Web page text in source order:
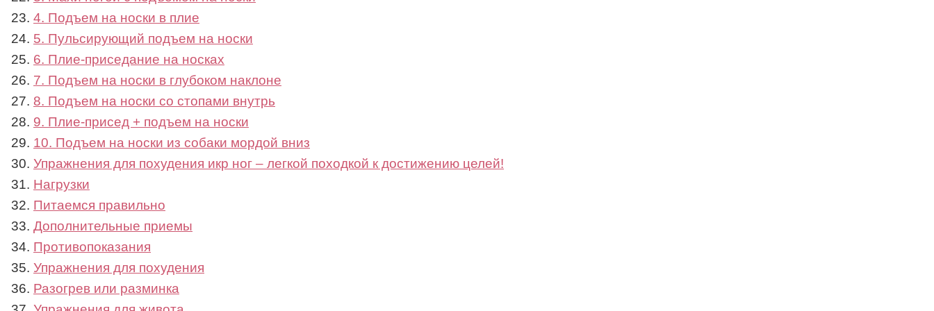
4. Подъем на носки в плие
5. Пульсирующий подъем на носки
6. Плие-приседание на носках
7. Подъем на носки в глубоком наклоне
8. Подъем на носки со стопами внутрь
9. Плие-присед + подъем на носки
10. Подъем на носки из собаки мордой вниз
Упражнения для похудения икр ног – легкой походкой к достижению целей!
Нагрузки
Питаемся правильно
Дополнительные приемы
Противопоказания
Упражнения для похудения
Разогрев или разминка